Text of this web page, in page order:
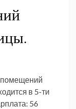
в 5-ти
56